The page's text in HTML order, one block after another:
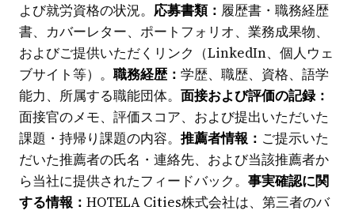
よび就労資格の状況。 応募書類： 履歴書・職務経歴
書、カバーレター、ポートフォリオ、業務成果物、
およびご提供いただくリンク（LinkedIn、個人ウェ
ブサイト等）。 職務経歴： 学歴、職歴、資格、語学
能力、所属する職能団体。 面接および評価の記録：
面接官のメモ、評価スコア、および提出いただいた
課題・持帰り課題の内容。 推薦者情報： ご提示いた
だいた推薦者の氏名・連絡先、および当該推薦者か
ら当社に提供されたフィードバック。 事実確認に関
する情報： HOTELA Cities株式会社は、第三者のバ